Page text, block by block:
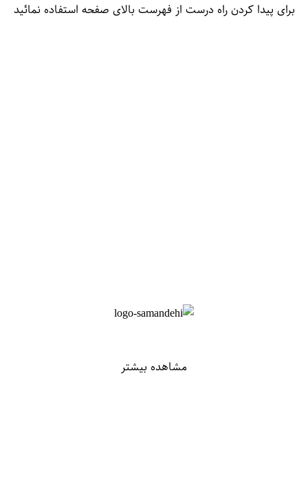
برای پیدا کردن راه درست از فهرست بالای صفحه استفاده نمائید
مشاهده بیشتر